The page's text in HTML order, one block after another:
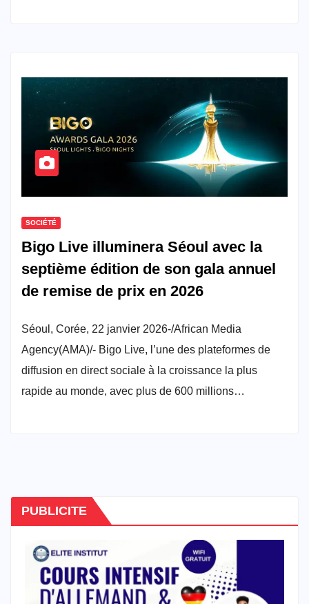
SOCIÉTÉ
Bigo Live illuminera Séoul avec la
septième édition de son gala annuel
de remise de prix en 2026
Séoul, Corée, 22 janvier 2026-/African Media
Agency(AMA)/- Bigo Live, l’une des plateformes de
diffusion en direct sociale à la croissance la plus
rapide au monde, avec plus de 600 millions…
PUBLICITE